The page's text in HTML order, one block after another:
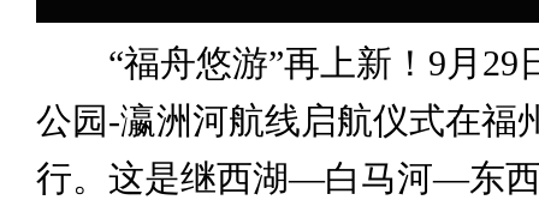
“福舟悠游”再上新！9月29
公园-瀛洲河航线启航仪式在福
行。这是继西湖—白马河—东